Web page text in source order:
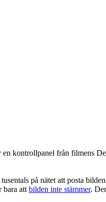
en kontrollpanel från filmens
på nätet att posta
bara att bilden inte stämmer.